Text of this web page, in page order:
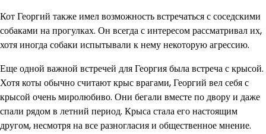
Кот Георгий также имел возможность встречаться с соседскими
собаками на прогулках. Он всегда с интересом рассматривал их,
хотя иногда собаки испытывали к нему некоторую агрессию.
Еще одной важной встречей для Георгия была встреча с крысой.
Хотя коты обычно считают крыс врагами, Георгий вел себя с
крысой очень миролюбиво. Они бегали вместе по двору и даже
спали рядом в летний период. Крыса стала его настоящим
другом, несмотря на все разногласия и общественное мнение.